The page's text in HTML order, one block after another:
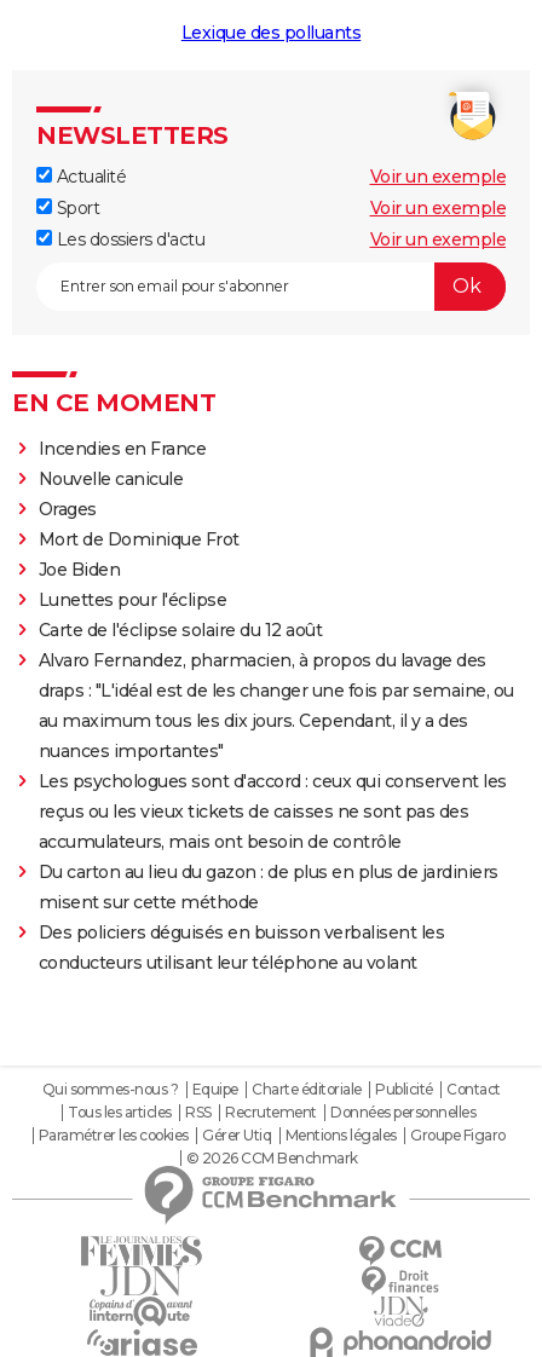
Lexique des polluants
NEWSLETTERS
Actualité
Voir un exemple
Sport
Voir un exemple
Les dossiers d'actu
Voir un exemple
EN CE MOMENT
Incendies en France
Nouvelle canicule
Orages
Mort de Dominique Frot
Joe Biden
Lunettes pour l'éclipse
Carte de l'éclipse solaire du 12 août
Alvaro Fernandez, pharmacien, à propos du lavage des
draps : "L'idéal est de les changer une fois par semaine, ou
au maximum tous les dix jours. Cependant, il y a des
nuances importantes"
Les psychologues sont d'accord : ceux qui conservent les
reçus ou les vieux tickets de caisses ne sont pas des
accumulateurs, mais ont besoin de contrôle
Du carton au lieu du gazon : de plus en plus de jardiniers
misent sur cette méthode
Des policiers déguisés en buisson verbalisent les
conducteurs utilisant leur téléphone au volant
Qui sommes-nous ? Equipe Charte éditoriale Publicité
Contact
Tous les articles
RSS Recrutement
Données personnelles
Paramétrer les cookies
Gérer Utiq Mentions légales
Groupe Figaro
© 2026 CCM Benchmark